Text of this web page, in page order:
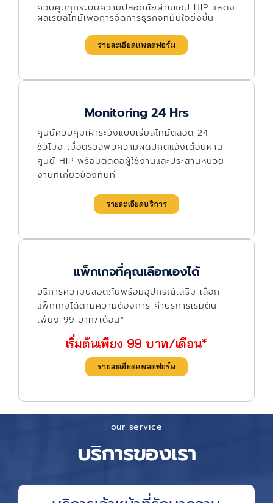
ควบคุมทุกระบบความปลอดภัยผ่านแอป HIP แสดง
ผลเรียลไทม์เพื่อการจัดการธุรกิจที่มั่นใจยิ่งขึ้น
รายละเอียดแพลตฟอร์ม
Monitoring 24 Hrs
ศูนย์ควบคุมเฝ้าระวังแบบเรียลไทม์ตลอด 24
ชั่วโมง เมื่อตรวจพบความผิดปกติแจ้งเตือนผ่าน
ศูนย์ HIP พร้อมติดต่อผู้ใช้งานและประสานหน่วย
งานที่เกี่ยวข้องทันที
รายละเอียดบริการ
แพ็กเกจที่คุณเลือกเองได้
บริการความปลอดภัยพร้อมอุปกรณ์เสริม เลือก
แพ็กเกจได้ตามความต้องการ ค่าบริการเริ่มต้น
เพียง 99 บาท/เดือน*
เริ่มต้นเพียง 99 บาท/เดือน*
รายละเอียดแพลตฟอร์ม
our service
บริการของเรา